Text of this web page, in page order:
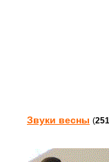
Звуки весны (251